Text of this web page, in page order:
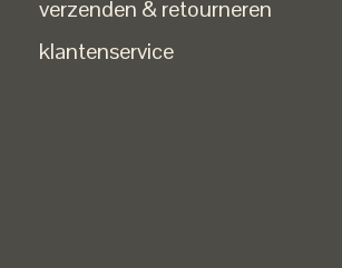
verzenden & retourneren
klantenservice